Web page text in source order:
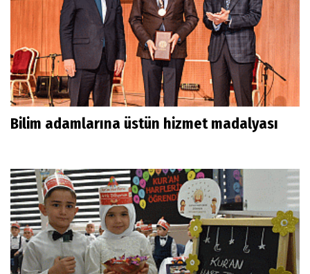
Bilim adamlarına üstün hizmet madalyası